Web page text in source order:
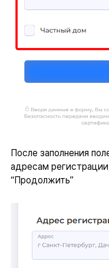
После заполнения
адресам
“Продолжить”